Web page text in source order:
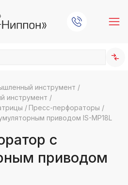
инструмент /
инструмент /
/ Пресс-перфораторы /
приводом IS-MP18L
с
приводом